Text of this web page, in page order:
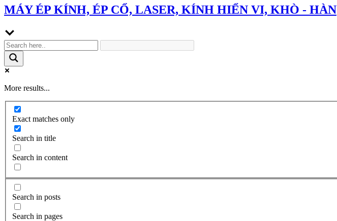
MÁY ÉP KÍNH, ÉP CỔ, LASER, KÍNH HIỂN VI, KHÒ - HÀN
More results...
Exact matches only
Search in title
Search in content
Search in posts
Search in pages